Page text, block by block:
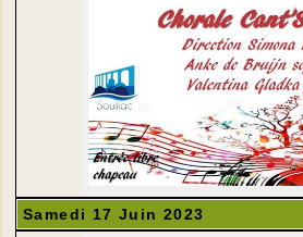
Samedi 17 Juin 2023